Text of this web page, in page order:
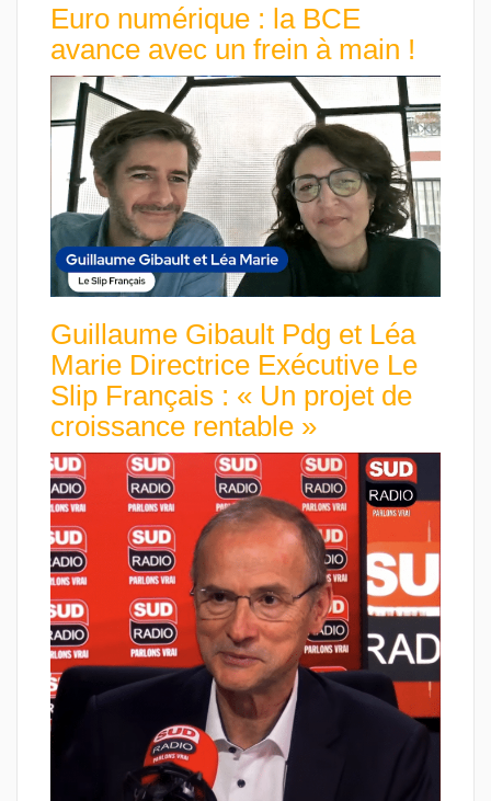
Euro numérique : la BCE
avance avec un frein à main !
Guillaume Gibault Pdg et Léa
Marie Directrice Exécutive Le
Slip Français : « Un projet de
croissance rentable »